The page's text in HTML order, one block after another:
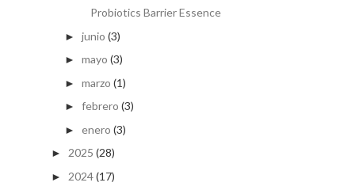
Probiotics Barrier Essence
► junio (3)
► mayo (3)
► marzo (1)
► febrero (3)
► enero (3)
► 2025 (28)
► 2024(17)